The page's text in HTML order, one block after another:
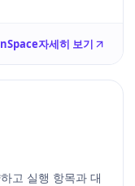
자세히 보기
고 실행 항목과 대